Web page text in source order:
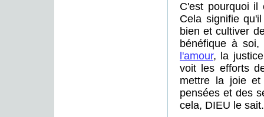
C'est pourquoi
Cela signifie
bien et cultiver
bénéfique à
l'amour, la
voit les efforts
mettre la joie
pensées et des
cela, DIEU le sait.